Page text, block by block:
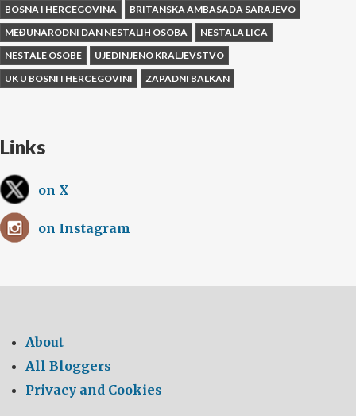
BOSNA I HERCEGOVINA
BRITANSKA AMBASADA SARAJEVO
MEĐUNARODNI DAN NESTALIH OSOBA
NESTALA LICA
NESTALE OSOBE
UJEDINJENO KRALJEVSTVO
UK U BOSNI I HERCEGOVINI
ZAPADNI BALKAN
Links
on X
on Instagram
About
All Bloggers
Privacy and Cookies